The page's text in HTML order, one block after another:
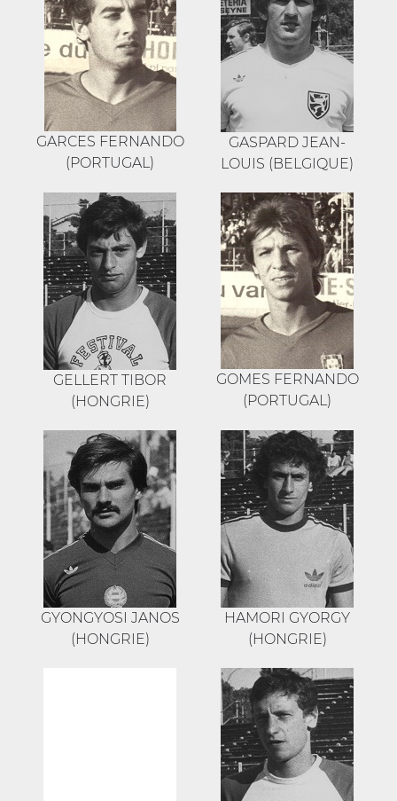
GARCES FERNANDO
(PORTUGAL)
GASPARD JEAN-
LOUIS (BELGIQUE)
GELLERT TIBOR
(HONGRIE)
GOMES FERNANDO
(PORTUGAL)
GYONGYOSI JANOS
(HONGRIE)
HAMORI GYORGY
(HONGRIE)